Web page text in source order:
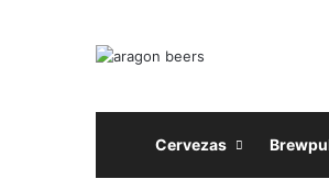
InicioCervezas